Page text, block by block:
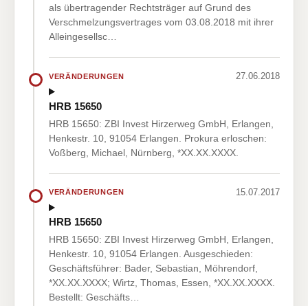
als übertragender Rechtsträger auf Grund des
Verschmelzungsvertrages vom 03.08.2018 mit ihrer
Alleingesellsc…
VERÄNDERUNGEN 27.06.2018
HRB 15650
HRB 15650: ZBI Invest Hirzerweg GmbH, Erlangen,
Henkestr. 10, 91054 Erlangen. Prokura erloschen:
Voßberg, Michael, Nürnberg, *XX.XX.XXXX.
VERÄNDERUNGEN 15.07.2017
HRB 15650
HRB 15650: ZBI Invest Hirzerweg GmbH, Erlangen,
Henkestr. 10, 91054 Erlangen. Ausgeschieden:
Geschäftsführer: Bader, Sebastian, Möhrendorf,
*XX.XX.XXXX; Wirtz, Thomas, Essen, *XX.XX.XXXX.
Bestellt: Geschäfts…